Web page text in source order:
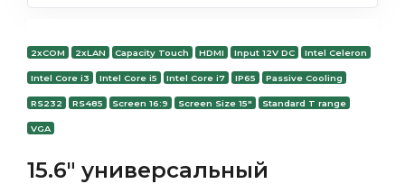
2xCOM 2xLAN Capacity Touch HDMI Input 12V DC Intel Celeron
Intel Core i3 Intel Core i5 Intel Core i7 IP65 Passive Cooling
RS232 RS485 Screen 16:9 Screen Size 15" Standard T range
VGA
15.6" универсальный